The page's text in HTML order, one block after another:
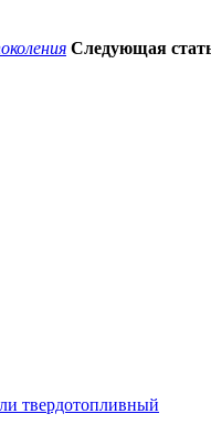
Следующая
твердотопливный